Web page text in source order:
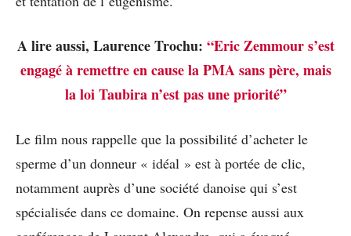
A lire aussi, Laurence Trochu: “Eric Zemmour s’est
engagé à remettre en cause la PMA sans père, mais
la loi Taubira n’est pas une priorité”
Le film nous rappelle que la possibilité d’acheter le
sperme d’un donneur « idéal » est à portée de clic,
notamment auprès d’une société danoise qui s’est
spécialisée dans ce domaine. On repense aussi aux